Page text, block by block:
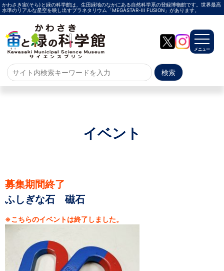
かわさき宙(そら)と緑の科学館は、生田緑地のなかにある自然科学系の登録博物館です。世界最高
水準のリアルな星空を映し出すプラネタリウム「MEGASTAR-Ⅲ FUSION」があります。
メニュー
ホーム
メガスターご紹介
投影メニュー
投影時間・料金
プラネタリウム解説員
イベント
当日参加
事前申込
その他
施設案内
利用案内
開館時間・プラネタリウム投影時間・観覧料
カフェ・ショップ
アクセス・駐車場
科学館資料の特別利用料
団体利用予約
イベント
募集期間終了
ふしぎな石 磁石
※こちらのイベントは終了しました。